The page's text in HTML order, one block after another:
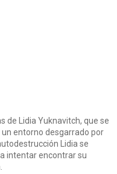
de Lidia Yuknavitch, que se
entorno desgarrado por
Lidia se
intentar encontrar su